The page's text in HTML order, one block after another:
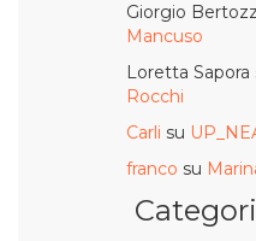
Giorgio
Mancuso
Loretta Sapora
Rocchi
Carli su
franco su